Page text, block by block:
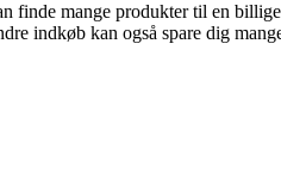
finde mange produkter til en
indkøb kan også spare dig